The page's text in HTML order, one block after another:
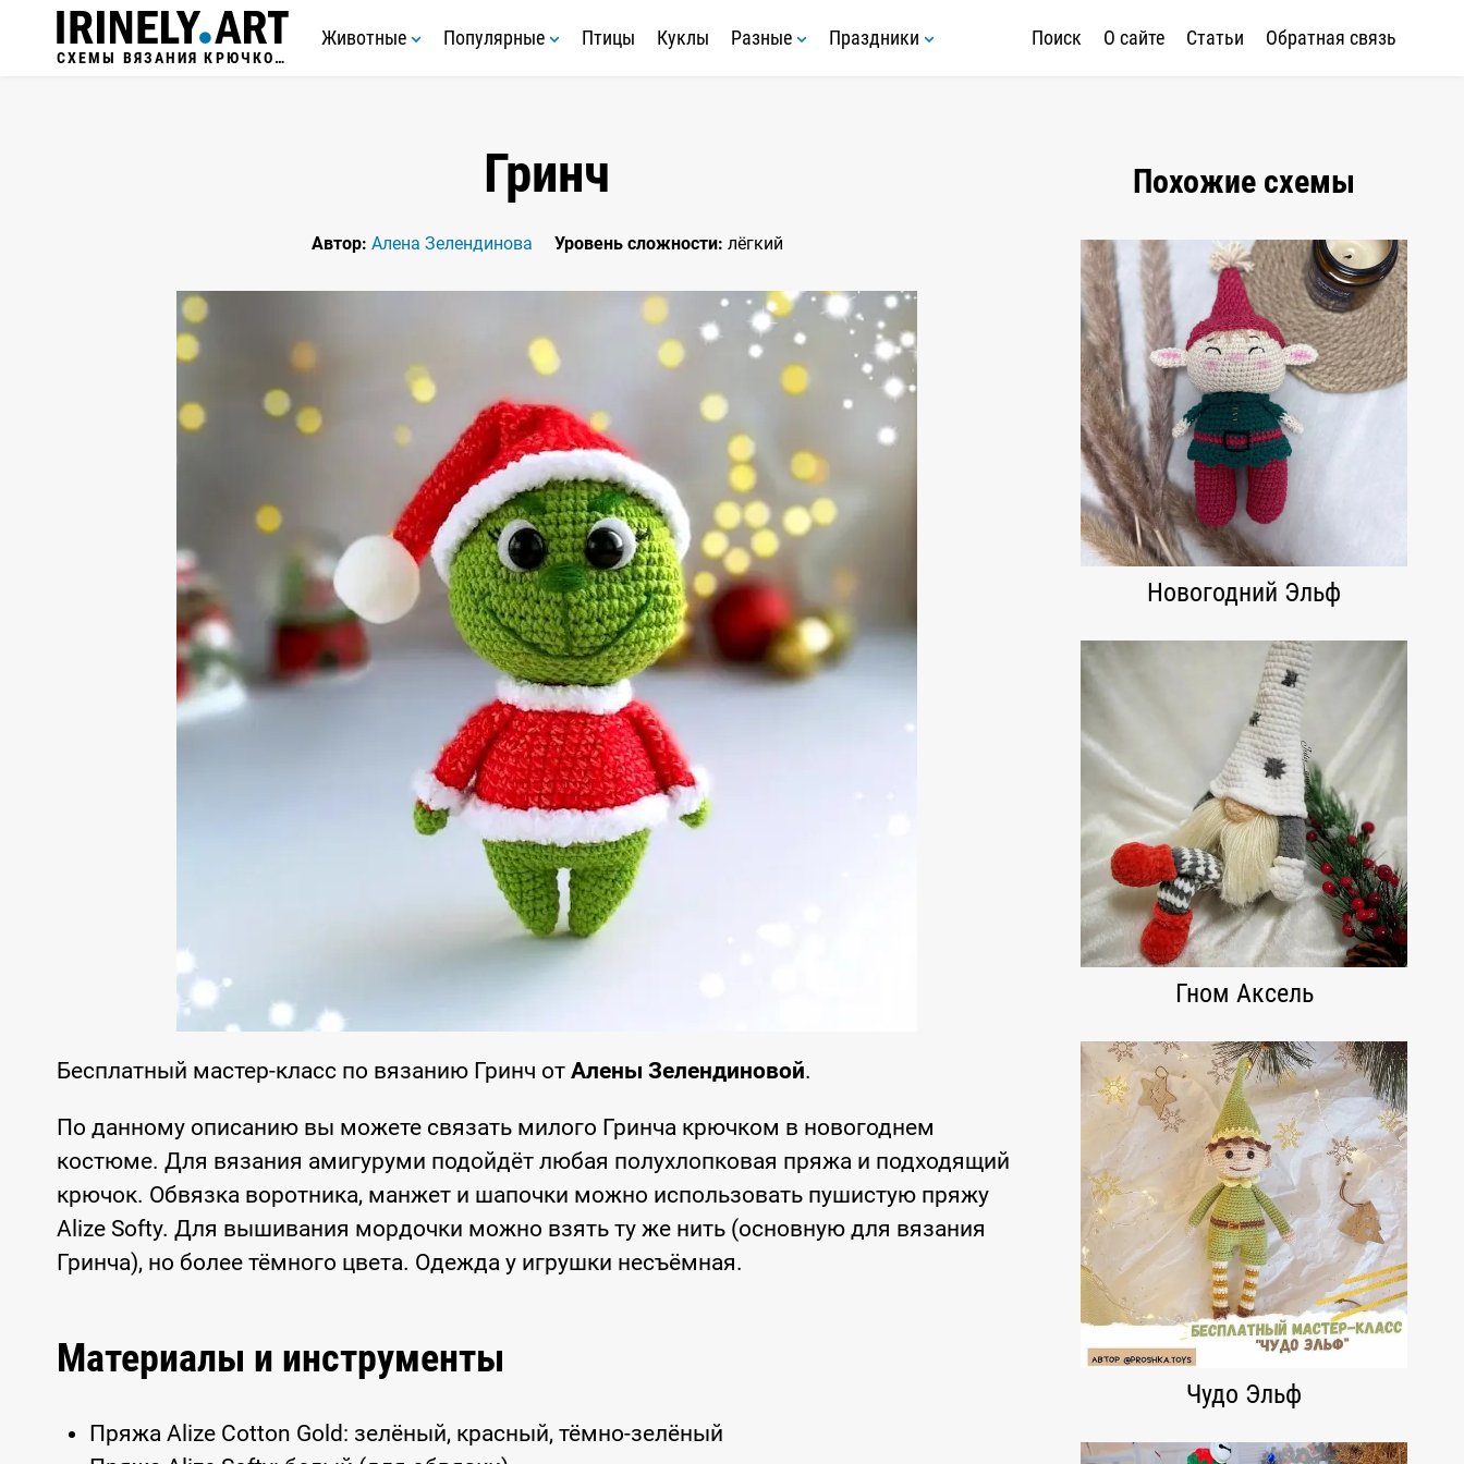
СХЕМЫ ВЯЗАНИЯ КРЮЧКОМ
Животные Популярные Птицы Куклы Разные Праздники Поиск О сайте Статьи Обратная связь
Гринч
Автор: Алена Зелендинова Уровень сложности: лёгкий
Бесплатный мастер-класс по вязанию Гринч от Алены Зелендиновой.
По данному описанию вы можете связать милого Гринча крючком в новогоднем
костюме. Для вязания амигуруми подойдёт любая полухлопковая пряжа и подходящий
крючок. Обвязка воротника, манжет и шапочки можно использовать пушистую пряжу
Alize Softy. Для вышивания мордочки можно взять ту же нить (основную для вязания
Гринча), но более тёмного цвета. Одежда у игрушки несъёмная.
Материалы и инструменты
Пряжа Alize Cotton Gold: зелёный, красный, тёмно-зелёный
Похожие схемы
Новогодний Эльф
Гном Аксель
Чудо Эльф